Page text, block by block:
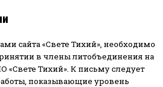
сайта «Свете Тихий», необходимо
в члены литобъединения на
«Свете Тихий». К письму следует
показывающие уровень